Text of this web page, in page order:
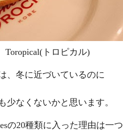
Toropical(トロピカル)
、冬に近づいているのに
少なくないかと思います。
の20種類に入った理由は一つ